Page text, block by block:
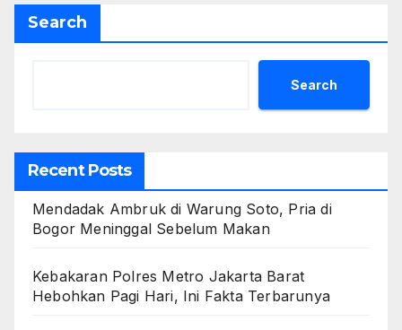
Search
Search
Recent Posts
Mendadak Ambruk di Warung Soto, Pria di
Bogor Meninggal Sebelum Makan
Kebakaran Polres Metro Jakarta Barat
Hebohkan Pagi Hari, Ini Fakta Terbarunya